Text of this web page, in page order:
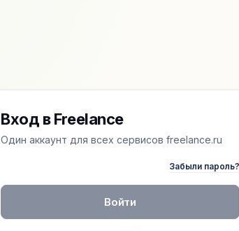
Вход в Freelance
Один аккаунт для всех сервисов freelance.ru
Забыли пароль?
Войти